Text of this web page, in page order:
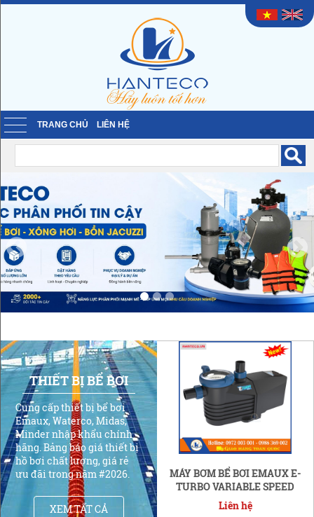
TRANG CHỦ LIÊN HỆ
Previous
THIẾT BỊ BỂ BƠI
Cung cấp thiết bị bể bơi
Emaux, Waterco, Midas,
Minder nhập khẩu chính
hãng. Bảng báo giá thiết bị
hồ bơi chất lượng, giá rẻ
ưu đãi trong năm #2026.
XEM TẤT CẢ
MÁY BƠM BỂ BƠI EMAUX E-
TURBO VARIABLE SPEED
(MỚI)
Liên hệ